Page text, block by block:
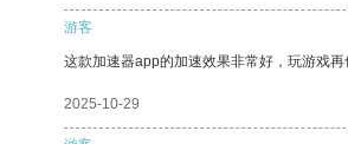
游客
这款加速器app的加速效果非常好，玩游戏
2025-10-29